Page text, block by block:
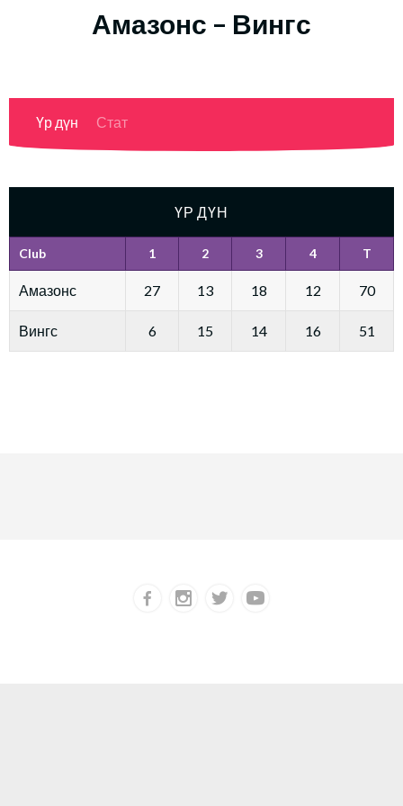
Амазонс – Вингс
Үр дүн Стат
ҮР ДҮН
Club 1 2 3 4 T
Амазонс 27 13 18 12 70
Вингс 6 15 14 16 51